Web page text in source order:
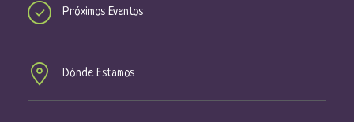
Próximos Eventos
Dónde Estamos